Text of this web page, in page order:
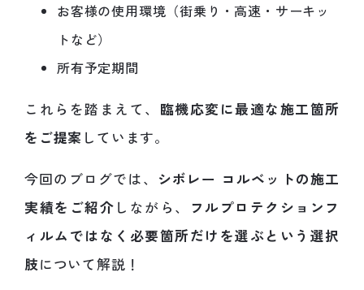
お客様の使用環境（街乗り・高速・サーキッ
トなど）
所有予定期間
これらを踏まえて、 臨機応変に最適な施工箇所
をご提案 しています。
今回のブログでは、 シボレー コルベットの施工
実績をご紹介 しながら、 フルプロテクションフ
ィルムではなく 必要箇所だけを選ぶという選択
肢について解説！